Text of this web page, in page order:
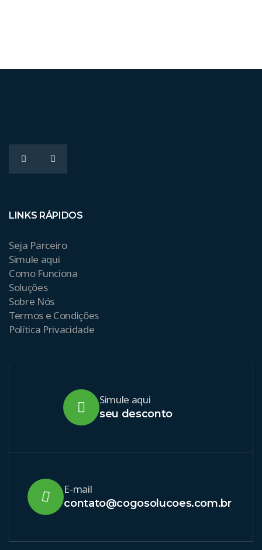
LINKS RÁPIDOS
Seja Parceiro
Simule aqui
Como Funciona
Soluções
Sobre Nós
Termos e Condições
Política Privacidade
Simule aqui
seu desconto
E-mail
contato@cogosolucoes.com.br